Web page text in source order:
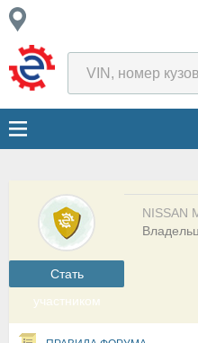
Cтать
участником
NISSAN